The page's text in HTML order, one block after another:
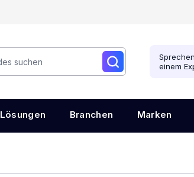
einem
Lösungen Branchen Marken